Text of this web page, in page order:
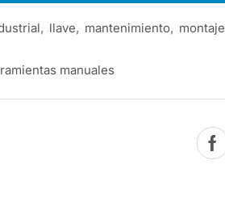
, llave, mantenimiento, montaje
manuales